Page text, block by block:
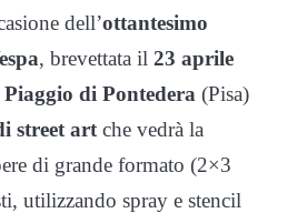
dell’ottantesimo
, brevettata il 23 aprile
di Pontedera (Pisa)
street art che vedrà la
di grande formato (2×3
utilizzando spray e stencil